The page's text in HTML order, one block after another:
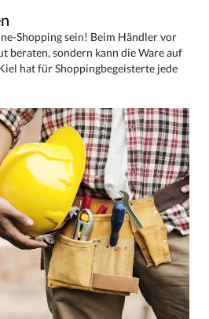
Shopping sein! Beim Händler vor
beraten, sondern kann die Ware auf
hat für Shoppingbegeisterte jede